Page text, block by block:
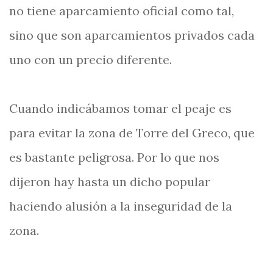
no tiene aparcamiento oficial como tal,
sino que son aparcamientos privados cada
uno con un precio diferente.
Cuando indicábamos tomar el peaje es
para evitar la zona de Torre del Greco, que
es bastante peligrosa. Por lo que nos
dijeron hay hasta un dicho popular
haciendo alusión a la inseguridad de la
zona.